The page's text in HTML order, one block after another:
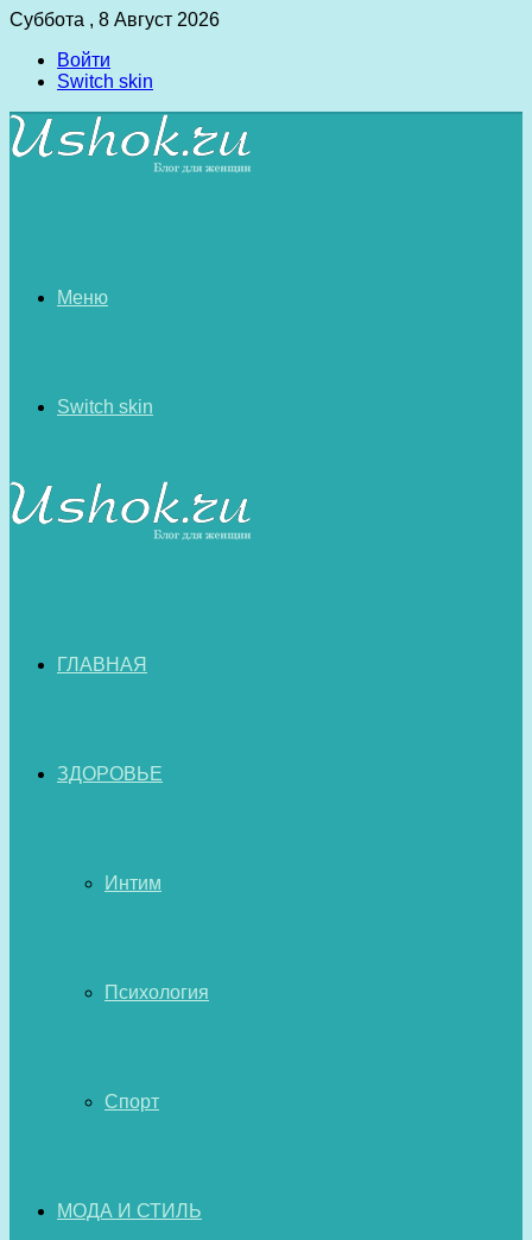
Суббота , 8 Август 2026
Войти
Switch skin
Меню
Switch skin
ГЛАВНАЯ
ЗДОРОВЬЕ
Интим
Психология
Спорт
МОДА И СТИЛЬ